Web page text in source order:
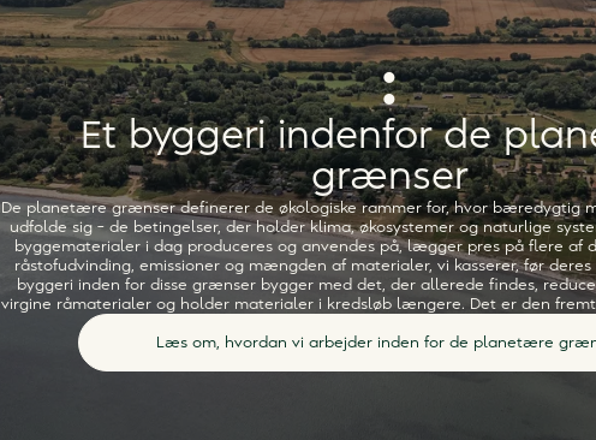
:
Et byggeri indenfor de
grænser
De planetære grænser definerer de økologiske rammer for, hvor bæredygtig
udfolde sig – de betingelser, der holder klima, økosystemer og naturlige
byggematerialer i dag produceres og anvendes på, lægger pres på flere af
råstofudvinding, emissioner og mængden af materialer, vi kasserer, før
byggeri inden for disse grænser bygger med det, der allerede findes,
virgine råmaterialer og holder materialer i kredsløb længere. Det er den
Læs om, hvordan vi arbejder inden for de planetære